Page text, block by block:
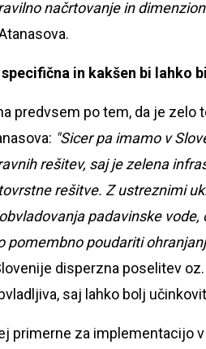
načrtovanje in
in kakšen bi lahko
predvsem po tem, da je zelo
"Sicer pa imamo v
rešitev, saj je zelena
rešitve. Z ustreznimi
padavinske
pomembno poudariti
disperzna poselitev
saj lahko bolj
primerne za implementacijo